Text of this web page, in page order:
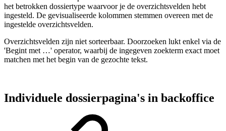
het betrokken dossiertype waarvoor je de overzichtsvelden hebt
ingesteld. De gevisualiseerde kolommen stemmen overeen met de
ingestelde overzichtsvelden.
Overzichtsvelden zijn niet sorteerbaar. Doorzoeken lukt enkel via de
'Begint met …' operator, waarbij de ingegeven zoekterm exact moet
matchen met het begin van de gezochte tekst.
Individuele dossierpagina's in backoffice